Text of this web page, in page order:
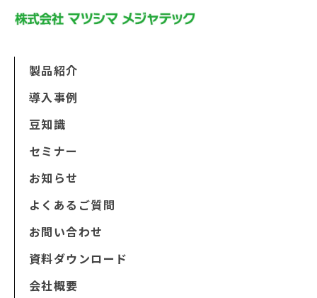
製品紹介
導入事例
豆知識
セミナー
お知らせ
よくあるご質問
お問い合わせ
資料ダウンロード
会社概要